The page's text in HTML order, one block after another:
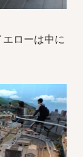
エローは中に